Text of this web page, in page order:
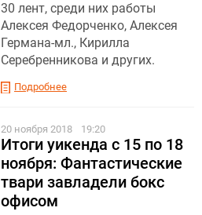
30 лент, среди них работы
Алексея Федорченко, Алексея
Германа-мл., Кирилла
Серебренникова и других.
Подробнее
20 ноября 2018 19:20
Итоги уикенда с 15 по 18
ноября: Фантастические
твари завладели бокс
офисом